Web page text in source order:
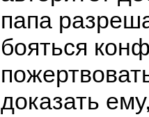
папа
бояться
доказать